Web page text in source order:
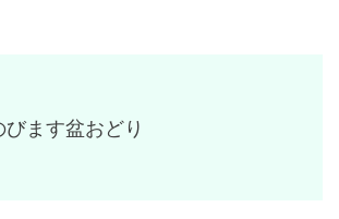
ます盆おどり